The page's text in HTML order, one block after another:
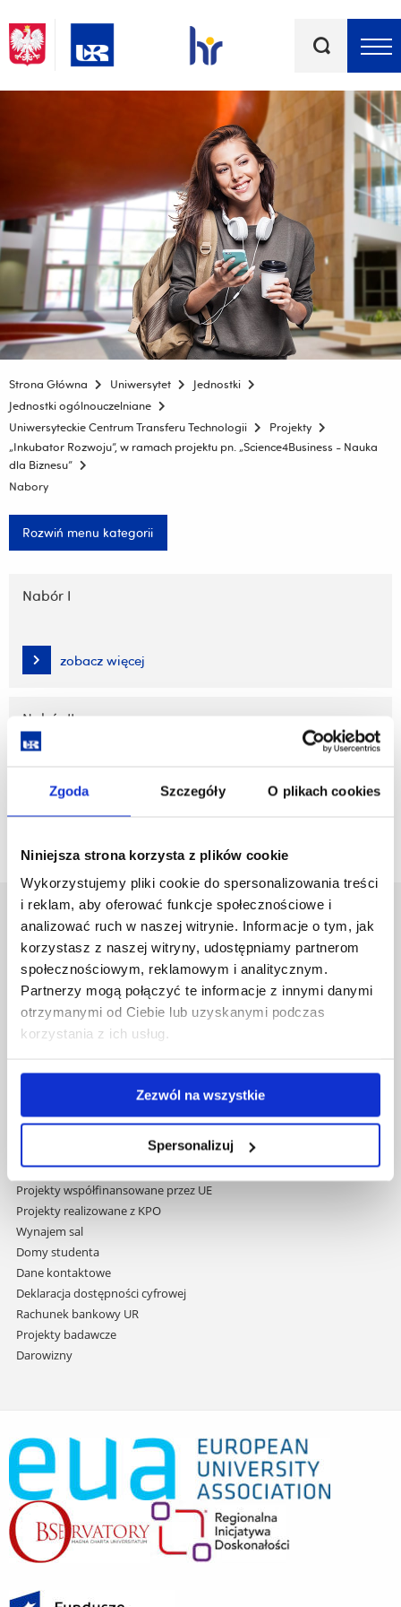
Zgoda Szczegóły O plikach cookies
Niniejsza strona korzysta z plików cookie
Wykorzystujemy pliki cookie do spersonalizowania treści
i reklam, aby oferować funkcje społecznościowe i
analizować ruch w naszej witrynie. Informacje o tym, jak
korzystasz z naszej witryny, udostępniamy partnerom
społecznościowym, reklamowym i analitycznym.
Partnerzy mogą połączyć te informacje z innymi danymi
otrzymanymi od Ciebie lub uzyskanymi podczas
korzystania z ich usług.
Zezwól na wszystkie
Spersonalizuj
kluczowe
Strona Główna Uniwersytet
Jednostki
Jednostki ogólnouczelniane
Uniwersyteckie Centrum Transferu Technologii
Projekty
„Inkubator Rozwoju”, w ramach projektu pn. „Science4Business - Nauka
dla Biznesu”
Nabory
Rozwiń menu kategorii
nawigację
treści
Nabór I
zobacz więcej
Nabór II
zobacz więcej
Uniwersytet Rzeszowski
Al. Tadeusza Rejtana 16C
35-959 Rzeszów
nawigację
Polityka prywatności
Mapa serwisu
Biblioteka
Praca na UR
Fundusze strukturalne
Projekty współfinansowane przez UE
Projekty realizowane z KPO
Wynajem sal
Domy studenta
Dane kontaktowe
Deklaracja dostępności cyfrowej
Rachunek bankowy UR
Projekty badawcze
Darowizny